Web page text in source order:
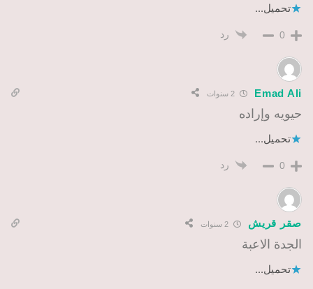
تحميل...
0 رد
Emad Ali
حيويه وإراده
تحميل...
0 رد
صقر قريش
الجدة الاعبة
تحميل...